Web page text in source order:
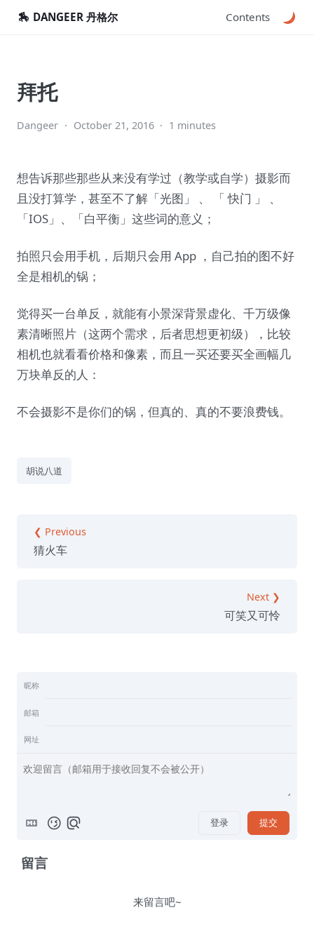
🏇 DANGEER 丹格尔 Contents
拜托
Dangeer · October 21, 2016 · 1 minutes
想告诉那些那些从来没有学过（教学或自学）摄影而
且没打算学，甚至不了解「光图」 、 「 快门 」 、
「IOS」、「白平衡」这些词的意义；
拍照只会用手机，后期只会用 App ，自己拍的图不好
全是相机的锅；
觉得买一台单反，就能有小景深背景虚化、千万级像
素清晰照片（这两个需求，后者思想更初级），比较
相机也就看看价格和像素，而且一买还要买全画幅几
万块单反的人：
不会摄影不是你们的锅，但真的、真的不要浪费钱。
胡说八道
❮ Previous
猜火车
Next ❯
可笑又可怜
昵称
邮箱
网址
登录 提交
留言
来留言吧~